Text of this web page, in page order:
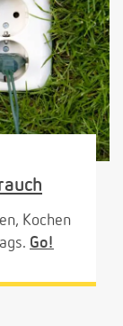
Kochen
Go!